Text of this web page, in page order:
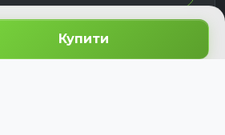
Купити
АГРО. Всі права захищені.